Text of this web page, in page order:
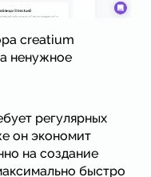
creatium
ненужное
регулярных
он экономит
на создание
быстро